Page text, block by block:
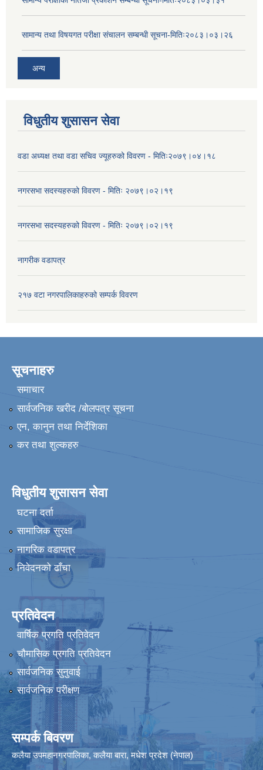
सामान्य तथा विषयगत परीक्षा संचालन सम्बन्धी सूचना-मितिः२०८३।०३।२६
अन्य
विधुतीय शुसासन सेवा
वडा अध्यक्ष तथा वडा सचिव ज्यूहरुको विवरण - मितिः२०७९।०४।१८
नगरसभा सदस्यहरुको विवरण - मितिः २०७९।०२।१९
नगरसभा सदस्यहरुको विवरण - मितिः २०७९।०२।१९
नागरीक वडापत्र
२१७ वटा नगरपालिकाहरुको सम्पर्क विवरण
सूचनाहरु
समाचार
सार्वजनिक खरीद /बोलपत्र सूचना
एन, कानुन तथा निर्देशिका
कर तथा शुल्कहरु
विधुतीय शुसासन सेवा
घटना दर्ता
सामाजिक सुरक्षा
नागरिक वडापत्र
निवेदनको ढाँचा
प्रतिवेदन
वार्षिक प्रगति प्रतिवेदन
चौमासिक प्रगति प्रतिवेदन
सार्वजनिक सुनुवाई
सार्वजनिक परीक्षण
सम्पर्क बिवरण
कलैया उपमहानगरपालिका, कलैया बारा, मधेश प्रदेश (नेपाल)